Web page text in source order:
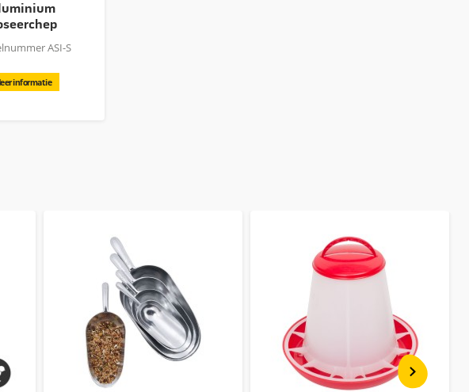
handgreep
- S
ASI-S
informatie